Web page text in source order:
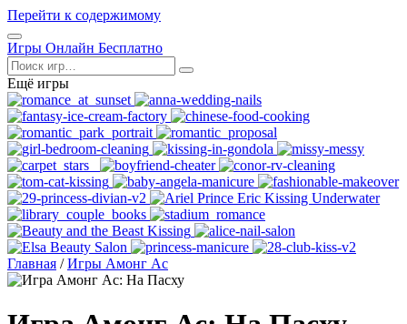
Перейти к содержимому
Открыть
меню
Игры Онлайн Бесплатно
Поиск
Ещё игры
Главная / Игры Амонг Ас